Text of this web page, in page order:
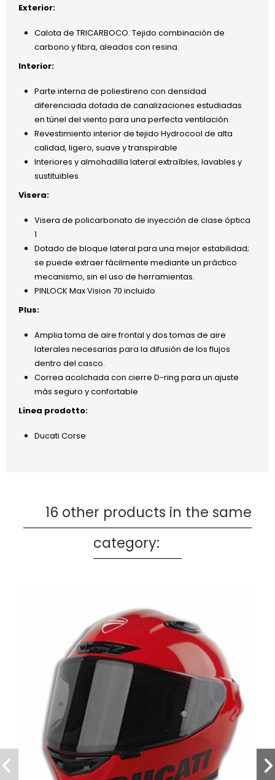
Exterior:
Calota de TRICARBOCO. Tejido combinación de
carbono y fibra, aleados con resina.
Interior:
Parte interna de poliestireno con densidad
diferenciada dotada de canalizaciones estudiadas
en túnel del viento para una perfecta ventilación.
Revestimiento interior de tejido Hydrocool de alta
calidad, ligero, suave y transpirable
Interiores y almohadilla lateral extraíbles, lavables y
sustituibles
Visera:
Visera de policarbonato de inyección de clase óptica
1
Dotado de bloque lateral para una mejor estabilidad;
se puede extraer fácilmente mediante un práctico
mecanismo, sin el uso de herramientas.
PINLOCK Max Vision 70 incluido
Plus:
Amplia toma de aire frontal y dos tomas de aire
laterales necesarias para la difusión de los flujos
dentro del casco.
Correa acolchada con cierre D-ring para un ajuste
más seguro y confortable
Linea prodotto:
Ducati Corse
16 other products in the same
category: